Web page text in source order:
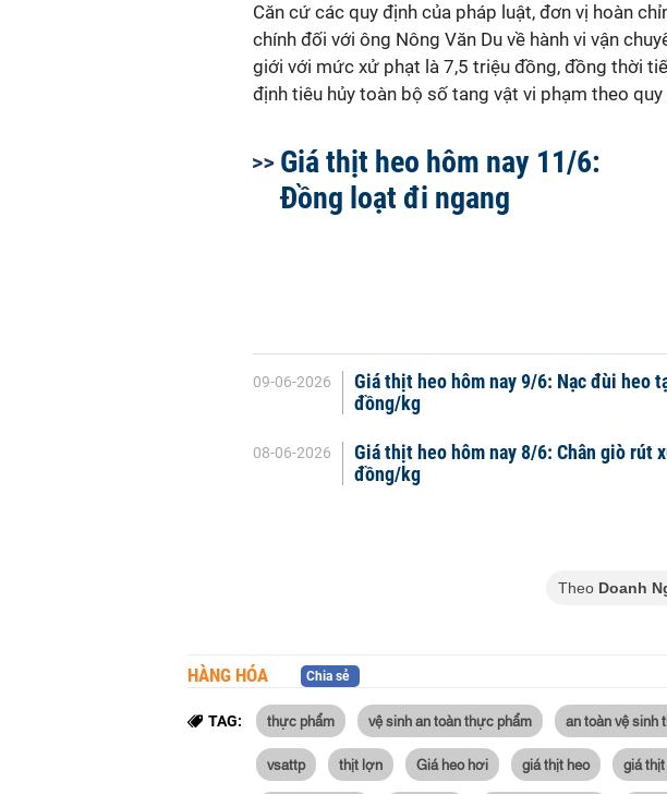
Căn cứ các quy định của pháp luật, đơn vị hoàn
chính đối với ông Nông Văn Du về hành vi vận
giới với mức xử phạt là 7,5 triệu đồng, đồng thời
định tiêu hủy toàn bộ số tang vật vi phạm theo
Giá thịt heo hôm nay 11/6:
Đồng loạt đi ngang
09-06-2026
Giá thịt heo hôm nay 9/6: Nạc đùi heo
đồng/kg
08-06-2026
Giá thịt heo hôm nay 8/6: Chân giò rút
đồng/kg
Theo Doanh
HÀNG HÓA Chia sẻ
TAG: thực phẩm vệ sinh an toàn thực phẩm an toàn vệ sinh
vsattp thịt lợn Giá heo hơi giá thịt heo giá